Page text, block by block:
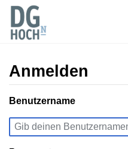
Anmelden
Wechseln zu:Navigation
Benutzername